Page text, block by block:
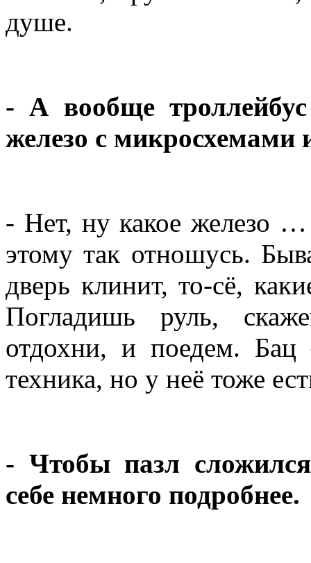
душе.
- А вообще
железо с микросхемами
- Нет, ну какое железо
этому так отношусь.
дверь клинит, то-сё,
Погладишь руль,
отдохни, и поедем.
техника, но у неё тоже
- Чтобы пазл
себе немного подробнее.